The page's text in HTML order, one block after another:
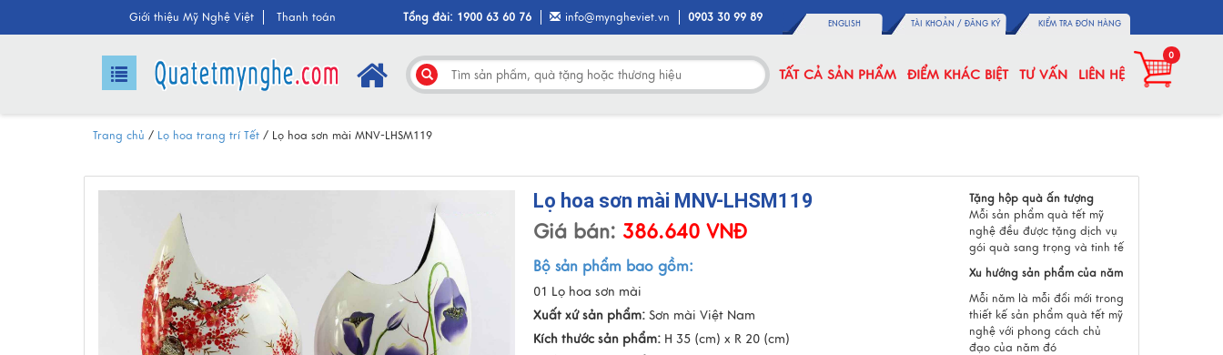
Giới thiệu Mỹ Nghệ Việt Thanh toán Tổng đài: 1900 63 60 76 info@myngheviet.vn 0903 30 99 89 ENGLISH TÀI KHOẢN / ĐĂNG KÝ KIỂM TRA ĐƠN HÀNG
TẤT CẢ SẢN PHẨM ĐIỂM KHÁC BIỆT TƯ VẤN LIÊN HỆ
0
Trang chủ / Lọ hoa trang trí Tết / Lọ hoa sơn mài MNV-LHSM119
Lọ hoa sơn mài MNV-LHSM119
Giá bán: 386.640 VNĐ
Bộ sản phẩm bao gồm:
01 Lọ hoa sơn mài
Xuất xứ sản phẩm: Sơn mài Việt Nam
Kích thước sản phẩm: H 35 (cm) x R 20 (cm)
Tặng hộp quà ấn tượng
Mỗi sản phẩm quà tết mỹ
nghệ đều được tặng dịch vụ
gói quà sang trọng và tinh tế
Xu hướng sản phẩm của năm
Mỗi năm là mỗi đổi mới trong
thiết kế sản phẩm quà tết mỹ
nghệ với phong cách chủ
đạo của năm đó